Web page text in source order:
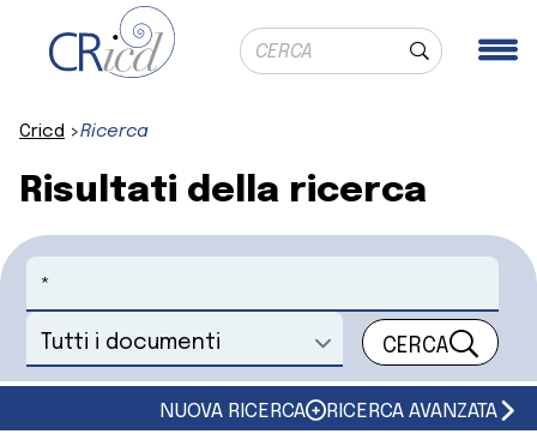
Ricerca globale
Cerca
Cricd Ricerca
Risultati della ricerca
Cerca
Seleziona un documento CERCA
NUOVA RICERCA RICERCA AVANZATA